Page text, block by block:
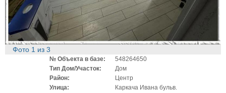
Фото 1 из 3
№ Объекта в базе:
548264650
Тип Дом/Участок:
Дом
Район:
Центр
Улица:
Каркача Ивана бульв.